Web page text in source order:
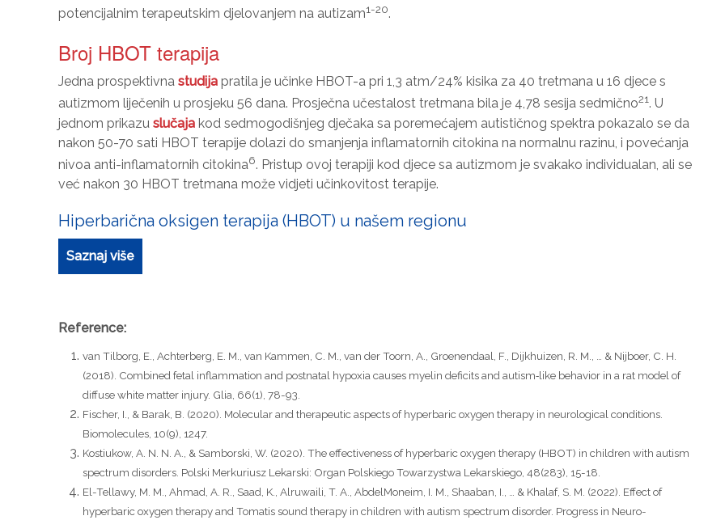
potencijalnim terapeutskim djelovanjem na autizam1-20.
Broj HBOT terapija
Jedna prospektivna studija pratila je učinke HBOT-a pri 1,3 atm/24% kisika za 40 tretmana u 16 djece s
autizmom liječenih u prosjeku 56 dana. Prosječna učestalost tretmana bila je 4,78 sesija sedmično21. U
jednom prikazu slučaja kod sedmogodišnjeg dječaka sa poremećajem autističnog spektra pokazalo se da
nakon 50-70 sati HBOT terapije dolazi do smanjenja inflamatornih citokina na normalnu razinu, i povećanja
nivoa anti-inflamatornih citokina6. Pristup ovoj terapiji kod djece sa autizmom je svakako individualan, ali se
već nakon 30 HBOT tretmana može vidjeti učinkovitost terapije.
Hiperbarična oksigen terapija (HBOT) u našem regionu
Saznaj više
Reference:
van Tilborg, E., Achterberg, E. M., van Kammen, C. M., van der Toorn, A., Groenendaal, F., Dijkhuizen, R. M., … & Nijboer, C. H.
(2018). Combined fetal inflammation and postnatal hypoxia causes myelin deficits and autism‐like behavior in a rat model of
diffuse white matter injury. Glia, 66(1), 78-93.
Fischer, I., & Barak, B. (2020). Molecular and therapeutic aspects of hyperbaric oxygen therapy in neurological conditions.
Biomolecules, 10(9), 1247.
Kostiukow, A. N. N. A., & Samborski, W. (2020). The effectiveness of hyperbaric oxygen therapy (HBOT) in children with autism
spectrum disorders. Polski Merkuriusz Lekarski: Organ Polskiego Towarzystwa Lekarskiego, 48(283), 15-18.
El-Tellawy, M. M., Ahmad, A. R., Saad, K., Alruwaili, T. A., AbdelMoneim, I. M., Shaaban, I., … & Khalaf, S. M. (2022). Effect of
hyperbaric oxygen therapy and Tomatis sound therapy in children with autism spectrum disorder. Progress in Neuro-